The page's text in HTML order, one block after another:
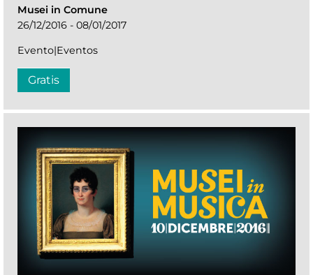
Musei in Comune
26/12/2016 - 08/01/2017
Evento|Eventos
Gratis